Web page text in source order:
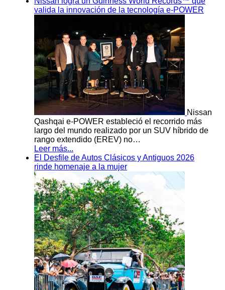
valida la innovación de la tecnología e-POWER
Nissan
Qashqai e-POWER estableció el recorrido más
largo del mundo realizado por un SUV híbrido de
rango extendido (EREV) no…
Leer más...
El Desfile de Autos Clásicos y Antiguos 2026
rinde homenaje a la mujer